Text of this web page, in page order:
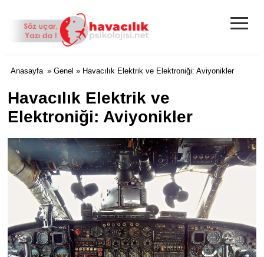
≡
Anasayfa » Genel » Havacılık Elektrik ve Elektroniği: Aviyonikler
Havacılık Elektrik ve
Elektroniği: Aviyonikler